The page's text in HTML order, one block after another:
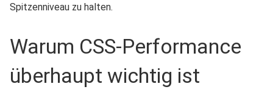
Spitzenniveau zu halten.
Warum CSS-Performance
überhaupt wichtig ist